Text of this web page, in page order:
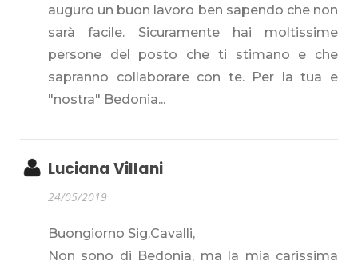
auguro un buon lavoro ben sapendo che non
sarà facile. Sicuramente hai moltissime
persone del posto che ti stimano e che
sapranno collaborare con te. Per la tua e
"nostra" Bedonia...
Luciana Villani
24/05/2019
Buongiorno Sig.Cavalli,
Non sono di Bedonia, ma la mia carissima